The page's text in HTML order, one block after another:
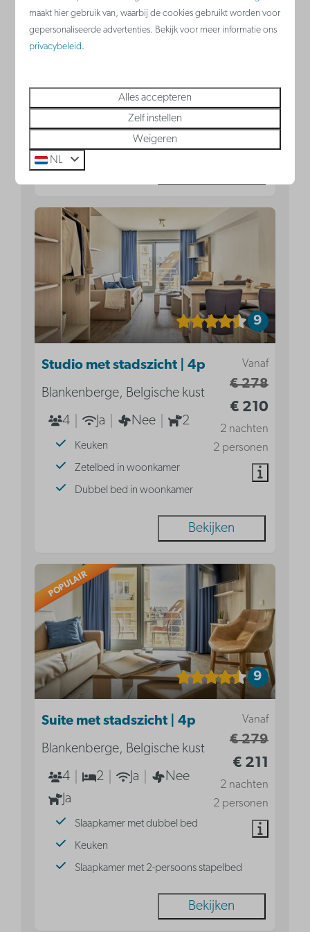
2 nachten
2 personen
4
1 Ja
Nee
Ja
stapelbed
Slaapkamer met dubbel bed
Keuken
9
Vanaf
€ 278
€ 210
2 nachten
2 personen
Studio met stadszicht | 4p
Blankenberge, Belgische kust
4
Ja Nee 2
Keuken
Zetelbed in woonkamer
Dubbel bed in woonkamer
Bekijken
POPULAIR
9
Vanaf
€ 279
€ 211
2 nachten
2 personen
Suite met stadszicht | 4p
Blankenberge, Belgische kust
4
2 Ja
Nee
Ja
Slaapkamer met dubbel bed
Keuken
Slaapkamer met 2-persoons stapelbed
Bekijken
maakt hier gebruik van, waarbij de cookies gebruikt worden voor
gepersonaliseerde advertenties. Bekijk voor meer informatie ons
privacybeleid.
Alles accepteren
Zelf instellen
Weigeren
NL